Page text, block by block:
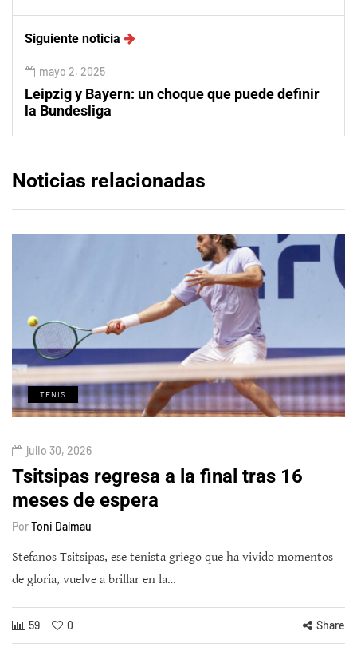
Siguiente noticia
mayo 2, 2025
Leipzig y Bayern: un choque que puede definir
la Bundesliga
Noticias relacionadas
TENIS
julio 30, 2026
Tsitsipas regresa a la final tras 16
meses de espera
PorToni Dalmau
Stefanos Tsitsipas, ese tenista griego que ha vivido momentos
de gloria, vuelve a brillar en la…
59 0 Share